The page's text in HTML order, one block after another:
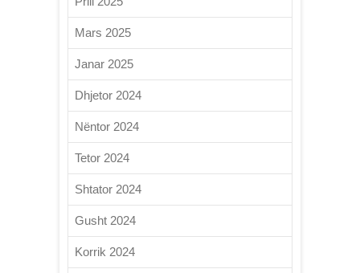
Mars 2025
Janar 2025
Dhjetor 2024
Nëntor 2024
Tetor 2024
Shtator 2024
Gusht 2024
Korrik 2024